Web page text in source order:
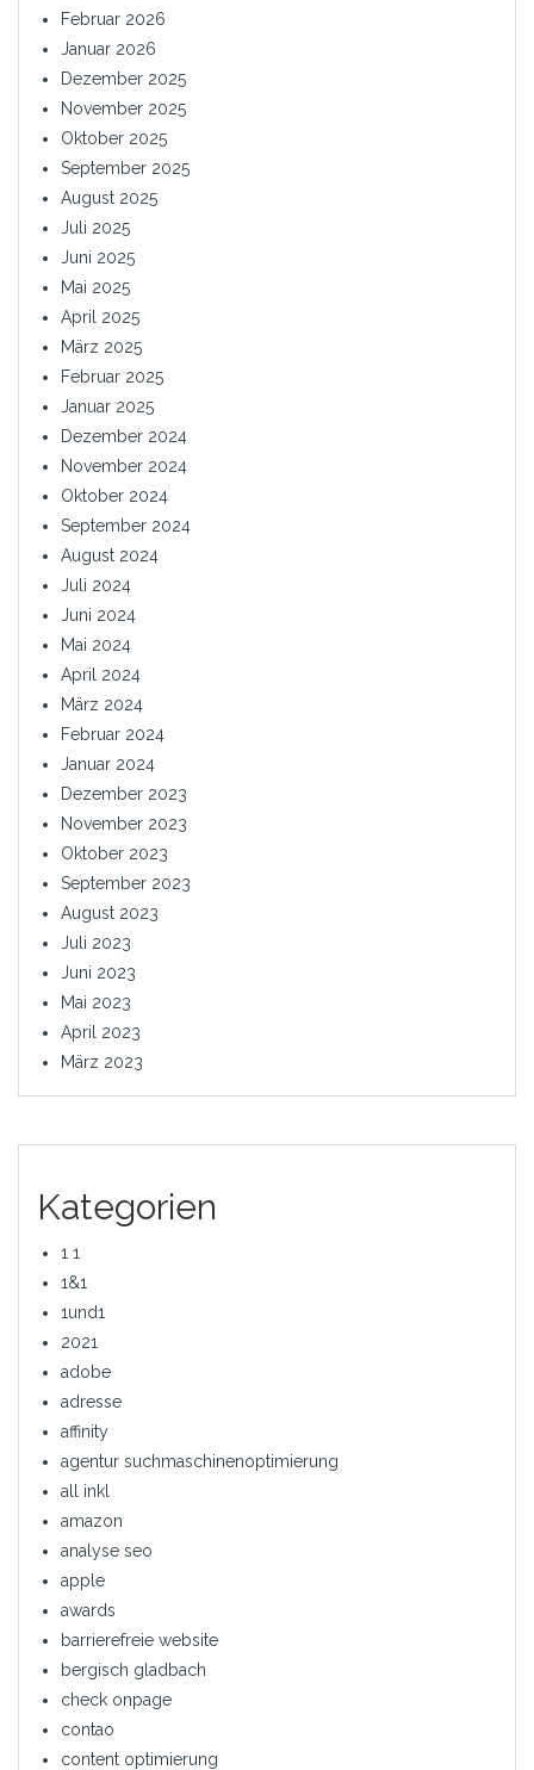
Februar 2026
Januar 2026
Dezember 2025
November 2025
Oktober 2025
September 2025
August 2025
Juli 2025
Juni 2025
Mai 2025
April 2025
März 2025
Februar 2025
Januar 2025
Dezember 2024
November 2024
Oktober 2024
September 2024
August 2024
Juli 2024
Juni 2024
Mai 2024
April 2024
März 2024
Februar 2024
Januar 2024
Dezember 2023
November 2023
Oktober 2023
September 2023
August 2023
Juli 2023
Juni 2023
Mai 2023
April 2023
März 2023
Kategorien
1 1
1&1
1und1
2021
adobe
adresse
affinity
agentur suchmaschinenoptimierung
all inkl
amazon
analyse seo
apple
awards
barrierefreie website
bergisch gladbach
check onpage
contao
content optimierung